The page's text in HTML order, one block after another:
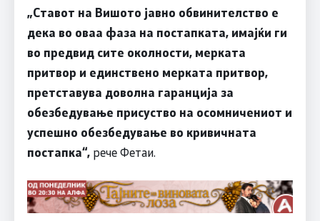
„Ставот на Вишото јавно обвинителство е
дека во оваа фаза на постапката, имајќи ги
во предвид сите околности, мерката
притвор и единствено мерката притвор,
претставува доволна гаранција за
обезбедување присуство на осомничениот и
успешно обезбедување во кривичната
постапка“, рече Фетаи.